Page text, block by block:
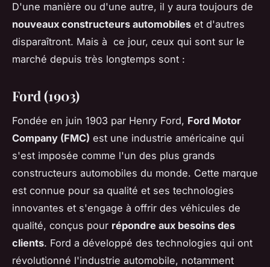
D'une manière ou d'une autre, il y aura toujours de
nouveaux constructeurs automobiles et d'autres
disparaîtront. Mais à ce jour, ceux qui sont sur le
marché depuis très longtemps sont :
Ford (1903)
Fondée en juin 1903 par Henry Ford, Ford Motor
Company (FMC) est une industrie américaine qui
s'est imposée comme l'un des plus grands
constructeurs automobiles du monde. Cette marque
est connue pour sa qualité et ses technologies
innovantes et s'engage à offrir des véhicules de
qualité, conçus pour répondre aux besoins des
clients. Ford a développé des technologies qui ont
révolutionné l'industrie automobile, notamment